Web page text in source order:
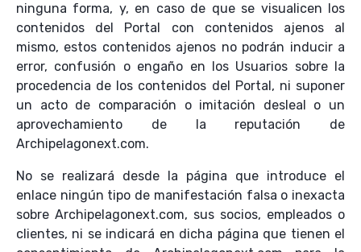
ninguna forma, y, en caso de que se visualicen los
contenidos del Portal con contenidos ajenos al
mismo, estos contenidos ajenos no podrán inducir a
error, confusión o engaño en los Usuarios sobre la
procedencia de los contenidos del Portal, ni suponer
un acto de comparación o imitación desleal o un
aprovechamiento de la reputación de
Archipelagonext.com.
No se realizará desde la página que introduce el
enlace ningún tipo de manifestación falsa o inexacta
sobre Archipelagonext.com, sus socios, empleados o
clientes, ni se indicará en dicha página que tienen el